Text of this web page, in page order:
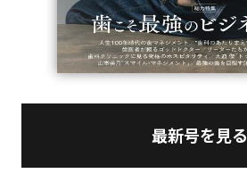
最新号を見る